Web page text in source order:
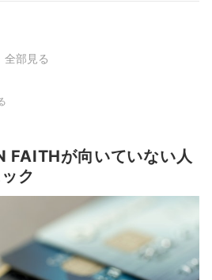
全部見る
FAITHが向いていない人
ク